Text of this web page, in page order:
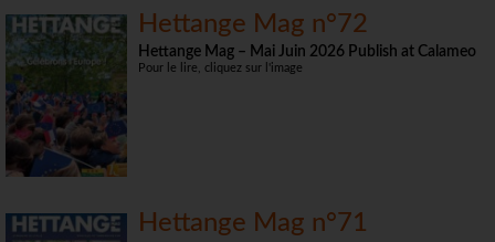
Hettange Mag n°72
Hettange Mag – Mai Juin 2026 Publish at Calameo
Pour le lire, cliquez sur l'image
Hettange Mag n°71